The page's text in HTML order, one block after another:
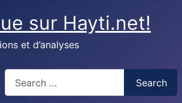
et d’analyses
Search